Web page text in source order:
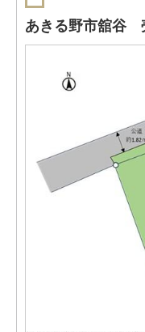
あきる野市舘谷